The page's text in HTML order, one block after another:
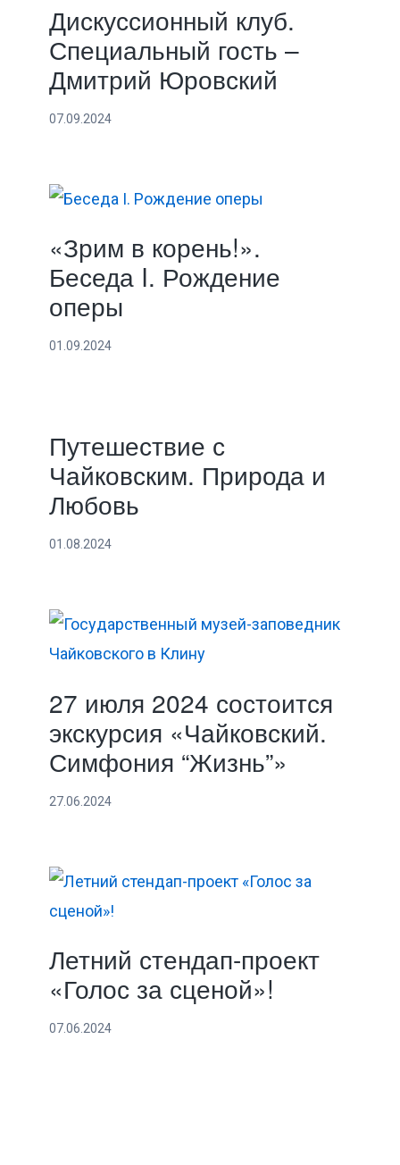
Дискуссионный клуб.
Специальный гость –
Дмитрий Юровский
07.09.2024
«Зрим в корень!».
Беседа I. Рождение
оперы
01.09.2024
Путешествие с
Чайковским. Природа и
Любовь
01.08.2024
27 июля 2024 состоится
экскурсия «Чайковский.
Симфония “Жизнь”»
27.06.2024
Летний стендап-проект
«Голос за сценой»!
07.06.2024